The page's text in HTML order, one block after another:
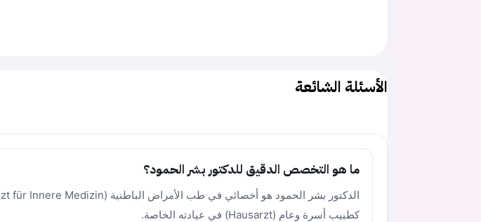
الأسئلة الشائعة
ما هو التخصص الدقيق للدكتور بشر الحمود؟
كطبيب أسرة وعام (Hausarzt) في عيادته الخاصة.